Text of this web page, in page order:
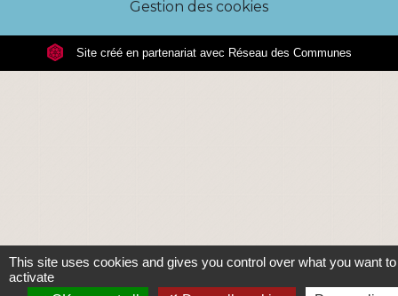
Gestion des cookies
Site créé en partenariat avec Réseau des Communes
This site uses cookies and gives you control over what you want to
activate